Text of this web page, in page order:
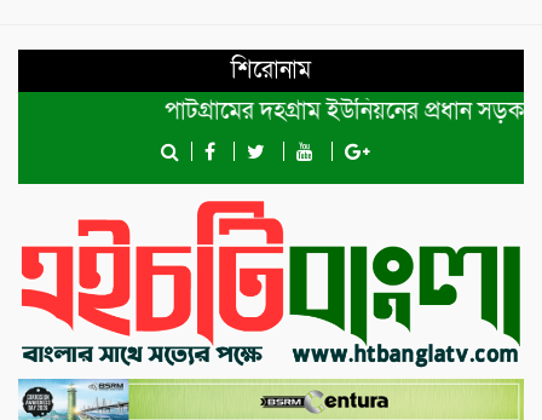
শিরোনাম
পাটগ্রামের দহগ্রাম ইউনিয়নের প্রধান সড়ক